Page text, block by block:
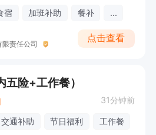
宿 加班补助 餐补 ...
责任公司
点击查看
险+工作餐）
31分钟前
交通补助 节日福利
工作餐